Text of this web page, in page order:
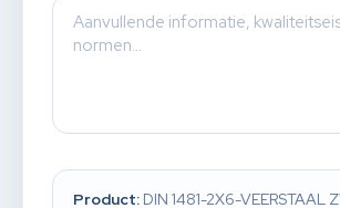
Product: DIN 1481-2X6-VEERSTAAL